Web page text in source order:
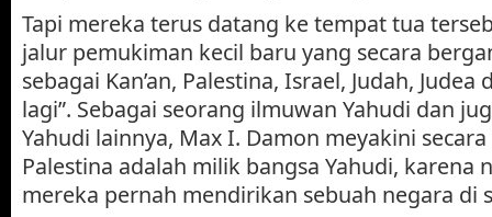
Tapi mereka terus datang ke tempat tua
jalur pemukiman kecil baru yang secara
sebagai Kan’an, Palestina, Israel, Judah,
lagi”. Sebagai seorang ilmuwan Yahudi dan
Yahudi lainnya, Max I. Damon meyakini
Palestina adalah milik bangsa Yahudi, karena
mereka pernah mendirikan sebuah negara di